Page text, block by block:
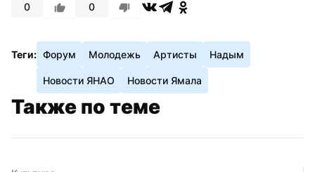
0 0
Теги: Форум Молодежь Артисты Надым
Новости ЯНАО Новости Ямала
Также по теме